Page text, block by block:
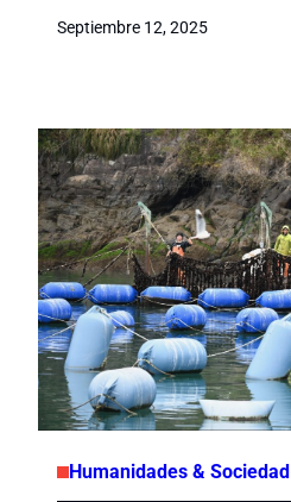
Septiembre 12, 2025
Humanidades & Sociedad